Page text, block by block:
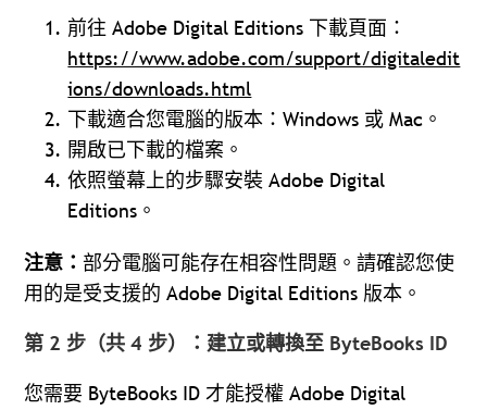
前往 Adobe Digital Editions 下載頁面：
https://www.adobe.com/support/digitaledit
ions/downloads.html
下載適合您電腦的版本：Windows 或 Mac。
開啟已下載的檔案。
依照螢幕上的步驟安裝 Adobe Digital
Editions。
注意： 部分電腦可能存在相容性問題。請確認您使
用的是受支援的 Adobe Digital Editions 版本。
第 2 步（共 4 步）：建立或轉換至 ByteBooks ID
您需要 ByteBooks ID 才能授權 Adobe Digital